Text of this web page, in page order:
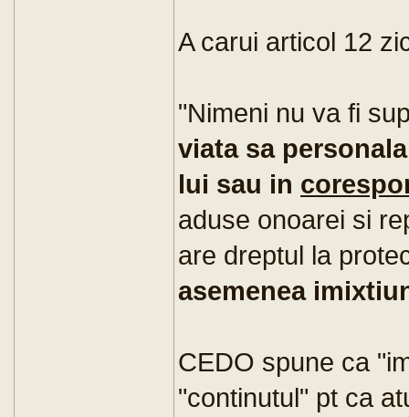
A carui articol 12
"Nimeni nu va fi
viata sa
lui sau in
aduse onoarei si
are dreptul la
asemenea
CEDO spune ca
"continutul" pt ca